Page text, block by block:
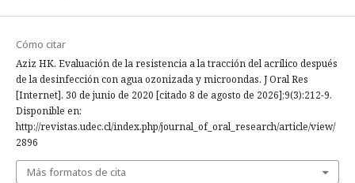
Cómo citar
Aziz HK. Evaluación de la resistencia a la tracción del acrílico después
de la desinfección con agua ozonizada y microondas. J Oral Res
[Internet]. 30 de junio de 2020 [citado 8 de agosto de 2026];9(3):212-9.
Disponible en:
http://revistas.udec.cl/index.php/journal_of_oral_research/article/view/
2896
Más formatos de cita